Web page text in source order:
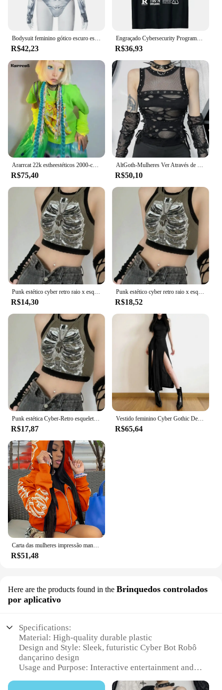
Bodysuit feminino gótico escuro estampado, camisetas de manga comprida, streetwear grunge, bodysuits na moda Y2K, cyber, punk, bodycon
R$42,23
Engraçado Cybersecurity Programmer T-shirt para Mulheres, Você clicou no link, Hacker Segurança, Cyber Hack, Presentes de aniversário, 70324
R$36,93
R$75,40 R$50,10
R$14,30
Punk estético cyber retro raio x esqueleto impressão costela sem mangas colete armygreen colheita topo roupas de grife feminino 2023 verão emo
R$18,52
R$17,87
Vestido feminino Cyber Gothic Desert Walker com capuz, Y2K Punk Grunge, Vestido Midi oco, Sexy Split Side, Streetwear sólido, Goth escuro
R$65,64
R$51,48
Here are the products found in the Brinquedos controlados
por aplicativo
Specifications:
Material: High-quality durable plastic
Design and Style: Sleek, futuristic Cyber Bot Robô
dançarino design
Usage and Purpose: Interactive entertainment and
Performance and Property: Responsive motion